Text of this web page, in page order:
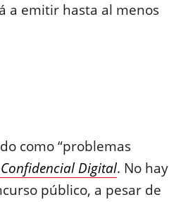
a emitir hasta al menos
como “problemas
Confidencial Digital. No hay
público, a pesar de